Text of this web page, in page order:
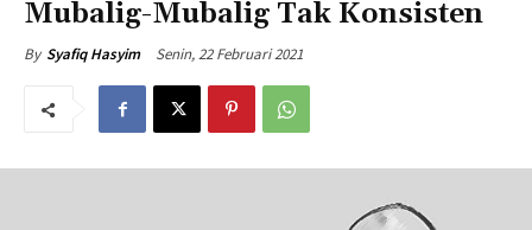
Mubalig-Mubalig Tak Konsisten
By Syafiq Hasyim Senin, 22 Februari 2021